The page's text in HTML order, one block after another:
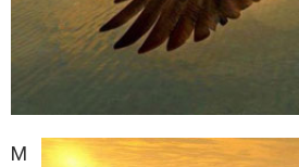
M